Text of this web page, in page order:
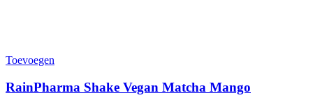
Toevoegen
RainPharma Shake Vegan Matcha Mango